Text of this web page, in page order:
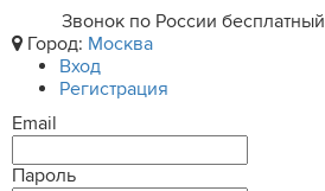
Звонок по России бесплатный
Город: Москва
Вход
Регистрация
Email
Пароль